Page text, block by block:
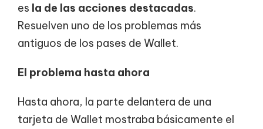
es la de las acciones destacadas.
Resuelven uno de los problemas más
antiguos de los pases de Wallet.
El problema hasta ahora
Hasta ahora, la parte delantera de una
tarjeta de Wallet mostraba básicamente el